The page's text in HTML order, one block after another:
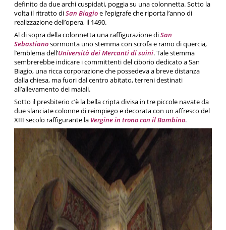
definito da due archi cuspidati, poggia su una colonnetta. Sotto la
volta il ritratto diSan Biagioe l’epigrafe che riporta l’anno di
realizzazione dell’opera, il 1490.
Al di sopra della colonnetta una raffigurazione diSan
Sebastianosormonta uno stemma con scrofa e ramo di quercia,
l’emblema dell’Università dei Mercanti di suini. Tale stemma
sembrerebbe indicare i committenti del ciborio dedicato a San
Biagio, una ricca corporazione che possedeva a breve distanza
dalla chiesa, ma fuori dal centro abitato, terreni destinati
all’allevamento dei maiali.
Sotto il presbiterio c’è la bella cripta divisa in tre piccole navate da
due slanciate colonne di reimpiego e decorata con un affresco del
XIII secolo raffigurante la Vergine in trono con il Bambino.